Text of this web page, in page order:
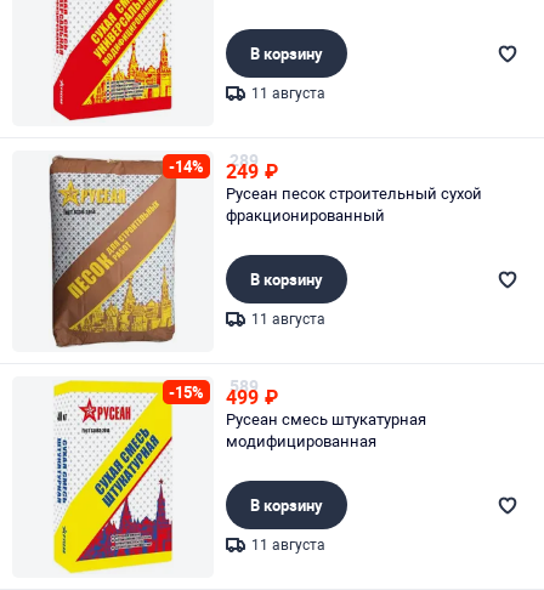
В корзину
11 августа
-14% 289
249 ₽
Русеан песок строительный сухой
фракционированный
В корзину
11 августа
-15% 589
499 ₽
Русеан смесь штукатурная
модифицированная
В корзину
11 августа